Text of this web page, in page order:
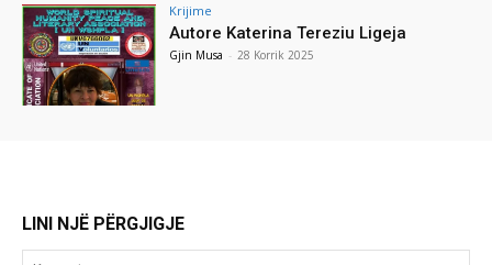
Krijime
Autore Katerina Tereziu Ligeja
Gjin Musa - 28 Korrik 2025
LINI NJË PËRGJIGJE